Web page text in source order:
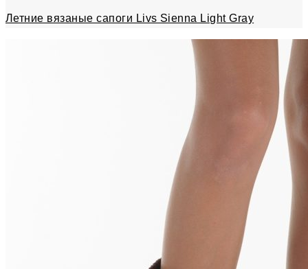
Летние вязаные сапоги Livs Sienna Light Gray